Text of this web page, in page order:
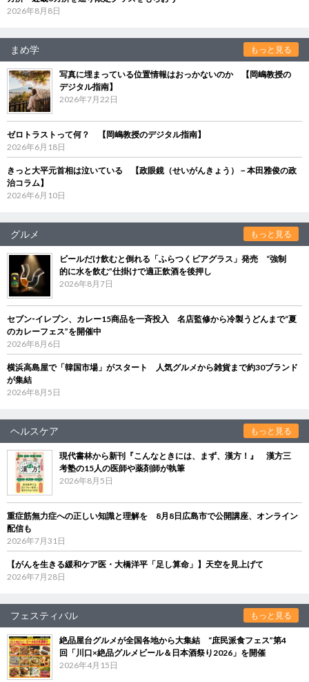
2026年8月8日
まめ学 もっと見る
写真に埋まっている位置情報はおっかないのか 【岡嶋教授の
デジタル指南】
2026年7月22日
ゼロトラストって何？ 【岡嶋教授のデジタル指南】
2026年6月18日
きっと大平元首相は泣いている 【政眼鏡（せいがんきょう）－本田雅俊の政
治コラム】
2026年6月10日
グルメ もっと見る
ビールだけ飲むと倒れる「ふらつくビアグラス」発売 “強制
的に水を飲む”仕掛けで適正飲酒を後押し
2026年8月7日
セブン‐イレブン、カレー15商品を一斉投入 名店監修から冷製うどんまで“夏
のカレーフェス”を開催中
2026年8月6日
横浜高島屋で「韓国市場」がスタート 人気グルメから雑貨まで約30ブランド
が集結
2026年8月5日
ヘルスケア もっと見る
現代書林から新刊『こんなときには、まず、漢方！』 漢方三
考塾の15人の医師や薬剤師が執筆
2026年8月5日
重症筋無力症への正しい知識と理解を 8月8日広島市で公開講座、オンライン
配信も
2026年7月31日
【がんを生きる緩和ケア医・大橋洋平「足し算命」】天空を見上げて
2026年7月28日
フェスティバル もっと見る
絶品屋台グルメが全国各地から大集結 “庶民派食フェス”第4
回「川口×絶品グルメビール＆日本酒祭り2026」を開催
2026年4月15日